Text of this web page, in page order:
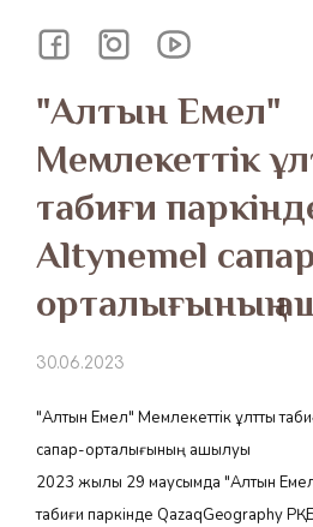
"Алтын Емел"
Мемлекеттік
табиғи
Altynemel
орталығының
30.06.2023
"Алтын Емел" Мемлекеттік ұлттық
сапар-орталығының ашылуы
2023 жылы 29 маусымда "Алтын Емел"
табиғи паркінде QazaqGeography